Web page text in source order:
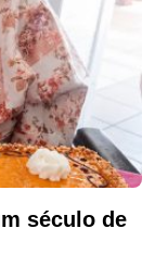
século de